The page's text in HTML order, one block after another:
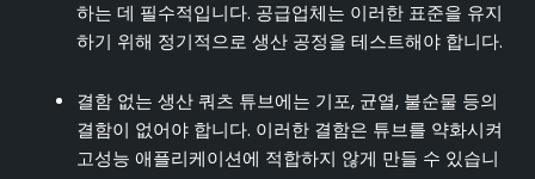
하는 데 필수적입니다. 공급업체는 이러한 표준을 유지
하기 위해 정기적으로 생산 공정을 테스트해야 합니다.
결함 없는 생산 쿼츠 튜브에는 기포, 균열, 불순물 등의
결함이 없어야 합니다. 이러한 결함은 튜브를 약화시켜
고성능 애플리케이션에 적합하지 않게 만들 수 있습니